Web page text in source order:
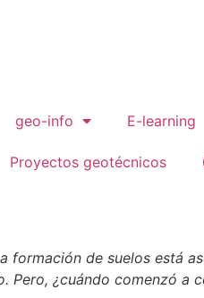
geo-info E-learning
Proyectos geotécnicos
formación de suelos está
¿cuándo comenzó a